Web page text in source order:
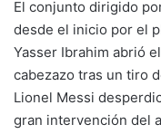
El conjunto dirigido
desde el inicio por el
Yasser Ibrahim abrió
cabezazo tras un tiro
Lionel Messi
gran intervención del